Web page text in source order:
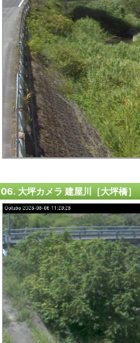
06. 大坪カメラ 建屋川［大坪橋］